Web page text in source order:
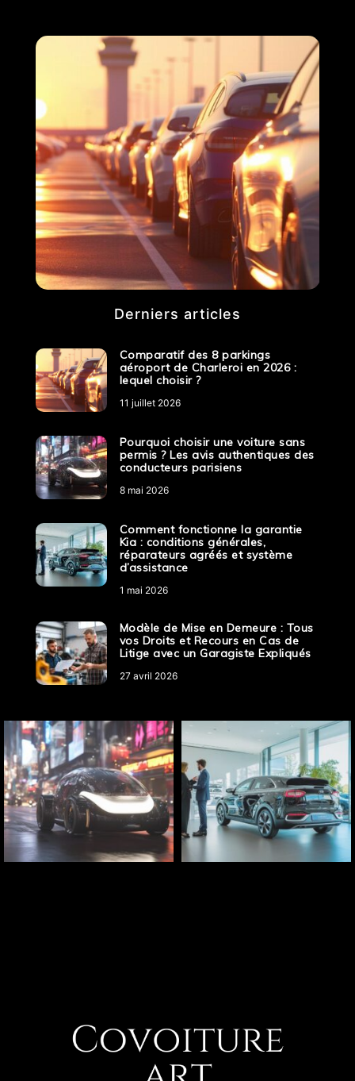
Derniers articles
Comparatif des 8 parkings
aéroport de Charleroi en 2026 :
lequel choisir ?
11 juillet 2026
Pourquoi choisir une voiture sans
permis ? Les avis authentiques des
conducteurs parisiens
8 mai 2026
Comment fonctionne la garantie
Kia : conditions générales,
réparateurs agréés et système
d’assistance
1 mai 2026
Modèle de Mise en Demeure : Tous
vos Droits et Recours en Cas de
Litige avec un Garagiste Expliqués
27 avril 2026